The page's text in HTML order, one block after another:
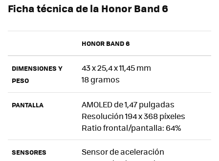
Ficha técnica de la Honor Band 6
HONOR BAND 6
DIMENSIONES Y
PESO
43 x 25,4 x 11,45 mm
18 gramos
PANTALLA
AMOLED de 1,47 pulgadas
Resolución 194 x 368 píxeles
Ratio frontal/pantalla: 64%
SENSORES
Sensor de aceleración